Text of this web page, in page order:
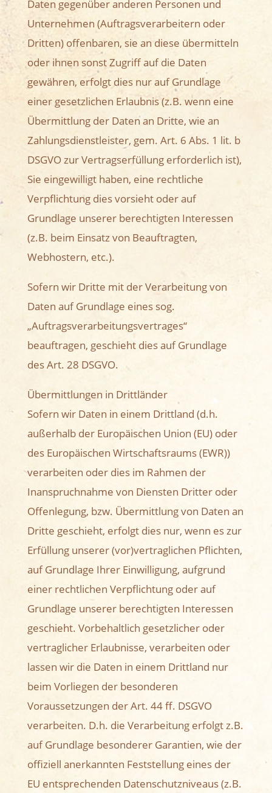
Daten gegenüber anderen Personen und
Unternehmen (Auftragsverarbeitern oder
Dritten) offenbaren, sie an diese übermitteln
oder ihnen sonst Zugriff auf die Daten
gewähren, erfolgt dies nur auf Grundlage
einer gesetzlichen Erlaubnis (z.B. wenn eine
Übermittlung der Daten an Dritte, wie an
Zahlungsdienstleister, gem. Art. 6 Abs. 1 lit. b
DSGVO zur Vertragserfüllung erforderlich ist),
Sie eingewilligt haben, eine rechtliche
Verpflichtung dies vorsieht oder auf
Grundlage unserer berechtigten Interessen
(z.B. beim Einsatz von Beauftragten,
Webhostern, etc.).
Sofern wir Dritte mit der Verarbeitung von
Daten auf Grundlage eines sog.
„Auftragsverarbeitungsvertrages“
beauftragen, geschieht dies auf Grundlage
des Art. 28 DSGVO.
Übermittlungen in Drittländer
Sofern wir Daten in einem Drittland (d.h.
außerhalb der Europäischen Union (EU) oder
des Europäischen Wirtschaftsraums (EWR))
verarbeiten oder dies im Rahmen der
Inanspruchnahme von Diensten Dritter oder
Offenlegung, bzw. Übermittlung von Daten an
Dritte geschieht, erfolgt dies nur, wenn es zur
Erfüllung unserer (vor)vertraglichen Pflichten,
auf Grundlage Ihrer Einwilligung, aufgrund
einer rechtlichen Verpflichtung oder auf
Grundlage unserer berechtigten Interessen
geschieht. Vorbehaltlich gesetzlicher oder
vertraglicher Erlaubnisse, verarbeiten oder
lassen wir die Daten in einem Drittland nur
beim Vorliegen der besonderen
Voraussetzungen der Art. 44 ff. DSGVO
verarbeiten. D.h. die Verarbeitung erfolgt z.B.
auf Grundlage besonderer Garantien, wie der
offiziell anerkannten Feststellung eines der
EU entsprechenden Datenschutzniveaus (z.B.